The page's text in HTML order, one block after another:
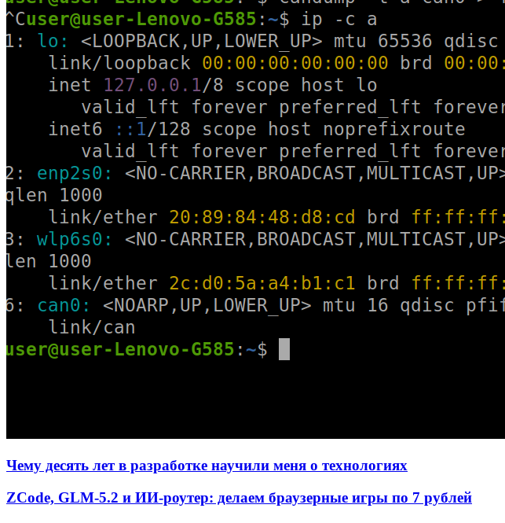
Чему десять лет в разработке научили меня о технологиях
ZCode, GLM-5.2 и ИИ-роутер: делаем браузерные игры по 7 рублей